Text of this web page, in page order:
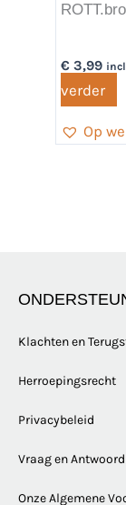
€ 3,99
verder
Op
Klachten en
Herroepingsrecht
Privacybeleid
Vraag en Antwoord
Onze Algemene